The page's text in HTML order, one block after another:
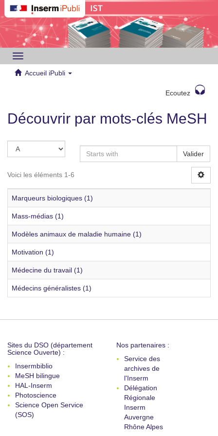
Toggle
navigation
Accueil iPubli
Ecoutez
Découvrir par mots-clés MeSH
Valider
Voici les éléments 1-6
Marqueurs biologiques (1)
Mass-médias (1)
Modèles animaux de maladie humaine (1)
Motivation (1)
Médecine du travail (1)
Médecins généralistes (1)
Sites du DSO (département
Science Ouverte) :
Insermbiblio
MeSH bilingue
HAL-Inserm
Photoscience
Science Open Service
(SOS)
Nos partenaires :
Service des
archives de
l'Inserm
Délégation
Régionale
Inserm
Auvergne
Rhône Alpes